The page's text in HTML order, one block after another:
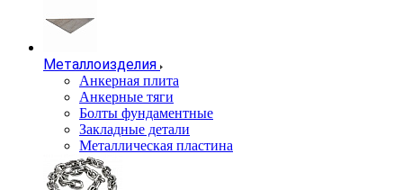
Металлоизделия
Анкерная плита
Анкерные тяги
Болты фундаментные
Закладные детали
Металлическая пластина